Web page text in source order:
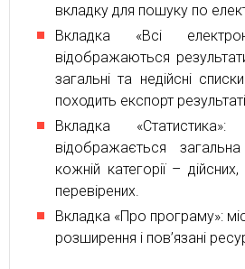
вкладку для пошуку по
Вкладка «Всі
відображаються
загальні та недійсні
походить експорт
Вкладка
відображається
кожній категорії –
перевірених.
Вкладка «Про програму»:
розширення і пов’язані